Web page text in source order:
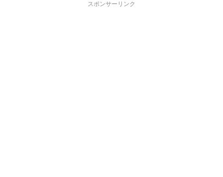
スポンサーリンク